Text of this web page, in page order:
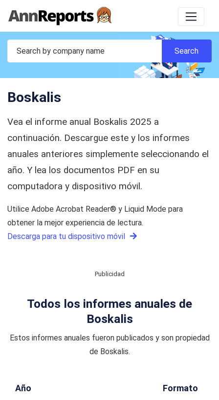
Boskalis
Vea el informe anual Boskalis 2025 a
continuación. Descargue este y los informes
anuales anteriores simplemente seleccionando el
año. Y lea los documentos PDF en su
computadora y dispositivo móvil.
Utilice Adobe Acrobat Reader® y Liquid Mode para
obtener la mejor experiencia de lectura.
Descarga para tu dispositivo móvil
Publicidad
Todos los informes anuales de
Boskalis
Estos informes anuales fueron publicados y son propiedad
de Boskalis.
Año Formato